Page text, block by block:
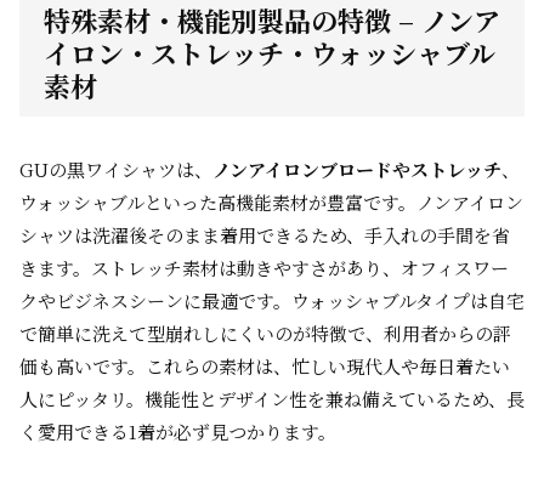
特殊素材・機能別製品の特徴 – ノンア
イロン・ストレッチ・ウォッシャブル
素材
GUの黒ワイシャツは、 ノンアイロンブロードやストレッチ、
ウォッシャブルといった高機能素材が豊富です。ノンアイロン
シャツは洗濯後そのまま着用できるため、手入れの手間を省
きます。ストレッチ素材は動きやすさがあり、オフィスワー
クやビジネスシーンに最適です。ウォッシャブルタイプは自宅
で簡単に洗えて型崩れしにくいのが特徴で、利用者からの評
価も高いです。これらの素材は、忙しい現代人や毎日着たい
人にピッタリ。機能性とデザイン性を兼ね備えているため、長
く愛用できる1着が必ず見つかります。